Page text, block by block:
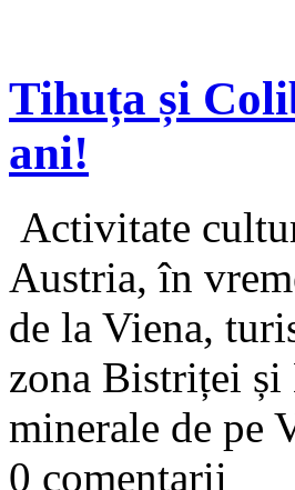
Tihuța și
ani!
Activitate
Austria, în
de la Viena,
zona Bistriței și
minerale de pe
0 comentarii